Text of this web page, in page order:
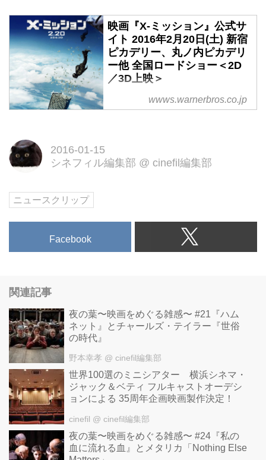
映画『X-ミッション』公式サ
イト 2016年2月20日(土) 新宿
ピカデリー、丸ノ内ピカデリ
ー他 全国ロードショー＜2D
／3D上映＞
史上初！世界のトップアスリート
がノーＣＧで繰り広げる、前代未
wwws.warnerbros.co.jp
2016-01-15
シネフィル編集部 @ cinefil編集部
ニュースクリップ
Facebook
関連記事
夜の葉〜映画をめぐる雑感〜 #21『ハム
ネット』とチャールズ・テイラー『世俗
の時代』
野本幸孝 @ cinefil編集部
世界100選のミニシアター 横浜シネマ・
ジャック＆ベティ フルキャストオーデシ
ョンによる 35周年企画映画製作決定！
cinefil @ cinefil編集部
夜の葉〜映画をめぐる雑感〜 #24『私の
血に流れる血』とメタリカ「Nothing Else